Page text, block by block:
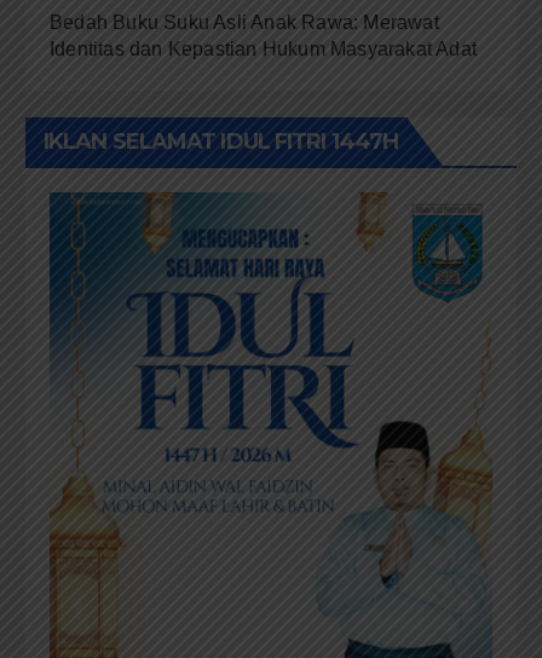
Bedah Buku Suku Asli Anak Rawa: Merawat
Identitas dan Kepastian Hukum Masyarakat Adat
IKLAN SELAMAT IDUL FITRI 1447H